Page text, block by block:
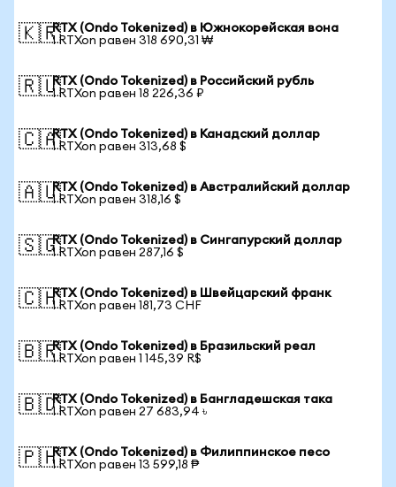
🇰🇷RTX (Ondo Tokenized) в Южнокорейская вона
1 RTXon равен 318 690,31 ₩
🇷🇺RTX (Ondo Tokenized) в Российский рубль
1 RTXon равен 18 226,36 ₽
🇨🇦RTX (Ondo Tokenized) в Канадский доллар
1 RTXon равен 313,68 $
🇦🇺RTX (Ondo Tokenized) в Австралийский доллар
1 RTXon равен 318,16 $
🇸🇬RTX (Ondo Tokenized) в Сингапурский доллар
1 RTXon равен 287,16 $
🇨🇭RTX (Ondo Tokenized) в Швейцарский франк
1 RTXon равен 181,73 CHF
🇧🇷RTX (Ondo Tokenized) в Бразильский реал
1 RTXon равен 1 145,39 R$
🇧🇩RTX (Ondo Tokenized) в Бангладешская така
1 RTXon равен 27 683,94 ৳
🇵🇭RTX (Ondo Tokenized) в Филиппинское песо
1 RTXon равен 13 599,18 ₱